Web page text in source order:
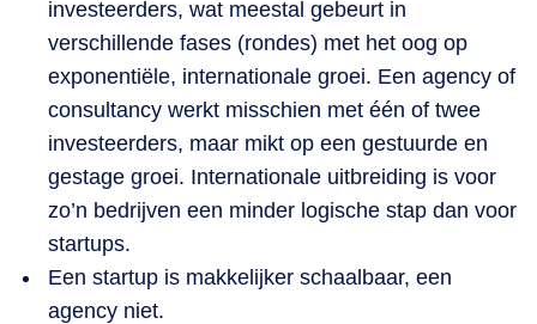
investeerders, wat meestal gebeurt in
verschillende fases (rondes) met het oog op
exponentiële, internationale groei. Een agency of
consultancy werkt misschien met één of twee
investeerders, maar mikt op een gestuurde en
gestage groei. Internationale uitbreiding is voor
zo’n bedrijven een minder logische stap dan voor
startups.
Een startup is makkelijker schaalbaar, een
agency niet.